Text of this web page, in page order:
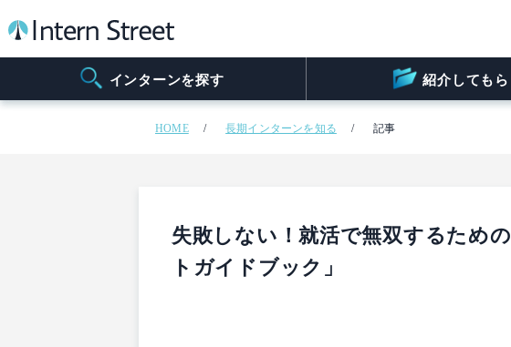
インターンを探す 紹介してもら
HOME 長期インターンを知る 記事
失敗しない！就活で無双するため
トガイドブック」